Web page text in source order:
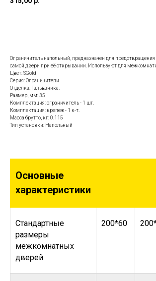
Ограничитель напольный, предназначен для
самой двери при её открывании. Используют для
Цвет: SGold
Серия: Ограничители
Отделка: Гальваника.
Размер, мм: 35
Комплектация: ограничитель - 1 шт.
Комплектация: крепеж - 1 к-т.
Масса брутто, кг: 0.115
Тип установки: Напольный
Основные
характеристики
Стандартные
размеры
межкомнатных
дверей
200*60